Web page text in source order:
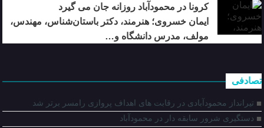
کرونا در محمودآباد روزانه جان می گیرد
ایمان خسروی؛ هنرمند، دکتر باستان‌شناس، مهندس،
مولف، مدرس دانشگاه و…
تصادفی
تیرانداز محمودآبادی در رقابت های اهداف پروازی رامسر برتر شد
دستگیری شرور سابقه دار در محمودآباد